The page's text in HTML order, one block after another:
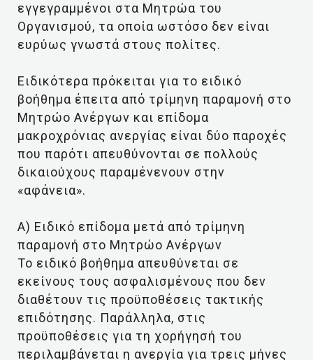
εγγεγραμμένοι στα Μητρώα του
Οργανισμού, τα οποία ωστόσο δεν είναι
ευρύως γνωστά στους πολίτες.
Ειδικότερα πρόκειται για το ειδικό
βοήθημα έπειτα από τρίμηνη παραμονή στο
Μητρώο Ανέργων και επίδομα
μακροχρόνιας ανεργίας είναι δύο παροχές
που παρότι απευθύνονται σε πολλούς
δικαιούχους παραμένενουν στην
«αφάνεια».
Α) Ειδικό επίδομα μετά από τρίμηνη
παραμονή στο Μητρώο Ανέργων
Το ειδικό βοήθημα απευθύνεται σε
εκείνους τους ασφαλισμένους που δεν
διαθέτουν τις προϋποθέσεις τακτικής
επιδότησης. Παράλληλα, στις
προϋποθέσεις για τη χορήγησή του
περιλαμβάνεται η ανεργία για τρεις μήνες